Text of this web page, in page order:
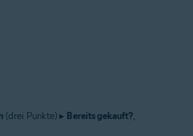
(drei Punkte) ▸ Bereits gekauft?,